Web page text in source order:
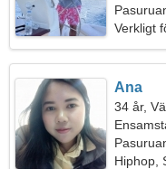
kvinna
Verkligt
Ana
34 år,
Hiphop,